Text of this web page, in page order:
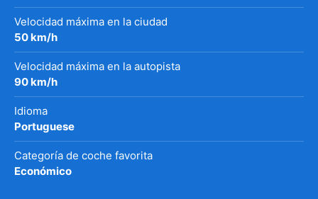
Velocidad máxima en la ciudad
50 km/h
Velocidad máxima en la autopista
90 km/h
Idioma
Portuguese
Categoría de coche favorita
Económico